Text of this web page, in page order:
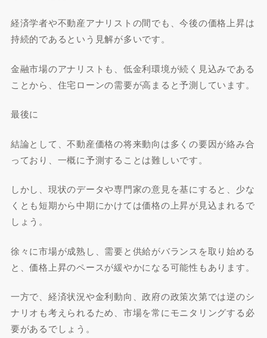
経済学者や不動産アナリストの間でも、今後の価格上昇は
持続的であるという見解が多いです。
金融市場のアナリストも、低金利環境が続く見込みである
ことから、住宅ローンの需要が高まると予測しています。
最後に
結論として、不動産価格の将来動向は多くの要因が絡み合
っており、一概に予測することは難しいです。
しかし、現状のデータや専門家の意見を基にすると、少な
くとも短期から中期にかけては価格の上昇が見込まれるで
しょう。
徐々に市場が成熟し、需要と供給がバランスを取り始める
と、価格上昇のペースが緩やかになる可能性もあります。
一方で、経済状況や金利動向、政府の政策次第では逆のシ
ナリオも考えられるため、市場を常にモニタリングする必
要があるでしょう。